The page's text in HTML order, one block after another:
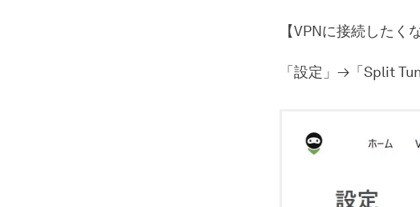
【VPNに接続したく
「設定」→「Split